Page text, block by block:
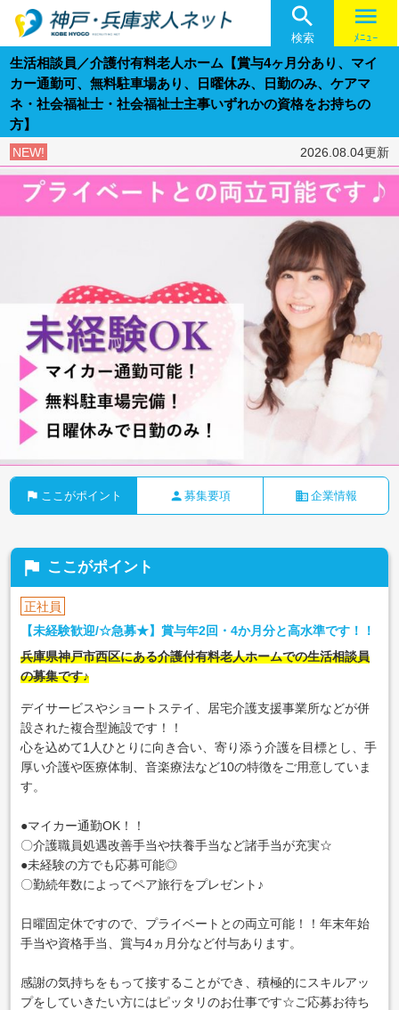

検索
menu
ﾒﾆｭｰ
生活相談員／介護付有料老人ホーム【賞与4ヶ月分あり、マイ
カー通勤可、無料駐車場あり、日曜休み、日勤のみ、ケアマ
ネ・社会福祉士・社会福祉士主事いずれかの資格をお持ちの
方】
NEW! 2026.08.04更新
flag ここがポイント person 募集要項 business 企業情報
flag ここがポイント
正社員
【未経験歓迎/☆急募★】賞与年2回・4か月分と高水準です！！
兵庫県神戸市西区にある介護付有料老人ホームでの生活相談員
の募集です♪
デイサービスやショートステイ、居宅介護支援事業所などが併
設された複合型施設です！！
心を込めて1人ひとりに向き合い、寄り添う介護を目標とし、手
厚い介護や医療体制、音楽療法など10の特徴をご用意していま
す。
●マイカー通勤OK！！
〇介護職員処遇改善手当や扶養手当など諸手当が充実☆
●未経験の方でも応募可能◎
〇勤続年数によってペア旅行をプレゼント♪
日曜固定休ですので、プライベートとの両立可能！！年末年始
手当や資格手当、賞与4ヵ月分など付与あります。
感謝の気持ちをもって接することができ、積極的にスキルアッ
プをしていきたい方にはピッタリのお仕事です☆ご応募お待ち